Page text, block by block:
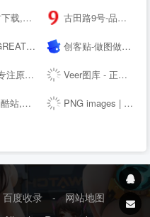
材资源 - www.6m5m.com 古田路9号-品牌创意/版权保护平台
学习交流社区 创客贴-做图做视频必备_会打字就能做设计，商用有版权
费设计素材模板独家图库 Veer图库 - 正版商业高清图片素材网站
费下载,案例欣赏 PNG images | 100 000+ Free PNG images
百度收录 -
网站地图